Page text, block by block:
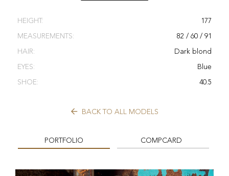
HEIGHT: 177
MEASUREMENTS: 82 / 60 / 91
HAIR: Dark blond
EYES: Blue
SHOE: 40.5
BACK TO ALL MODELS
PORTFOLIO COMPCARD